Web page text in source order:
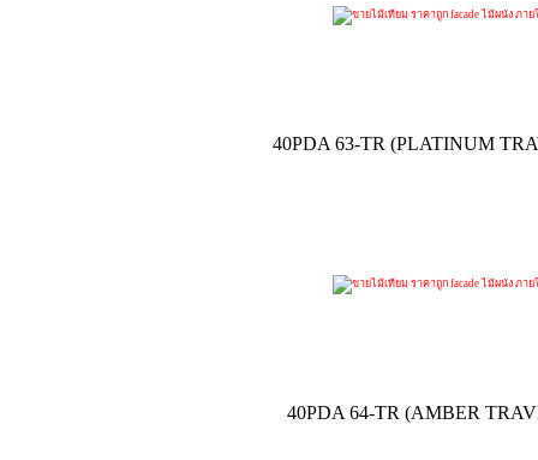
40PDA 63-TR (PLATINUM
40PDA 64-TR (AMBER